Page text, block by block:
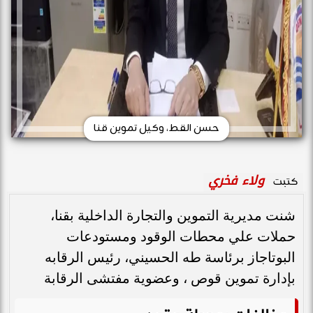
حسن القط، وكيل تموين قنا
كتبت ولاء فخري
شنت مديرية التموين والتجارة الداخلية بقنا،
حملات علي محطات الوقود ومستودعات
البوتاجاز برئاسة طه الحسيني، رئيس الرقابه
بإدارة تموين قوص ، وعضوية مفتشى الرقابة